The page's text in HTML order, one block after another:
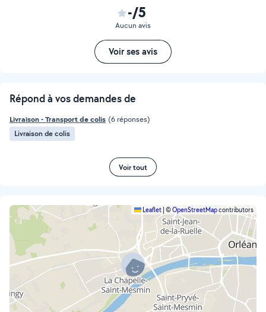
-/5
Aucun avis
Voir ses avis
Répond à vos demandes de
Livraison - Transport de colis (6 réponses)
Livraison de colis
Voir tout
Leaflet ©OpenStreetMapcontributors